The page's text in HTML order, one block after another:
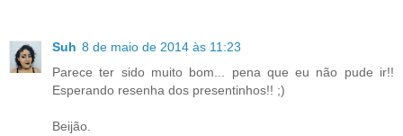
Suh 8 de maio de 2014 às 11:23
Parece ter sido muito bom... pena que eu não pude ir!!
Esperando resenha dos presentinhos!! ;)
Beijão.